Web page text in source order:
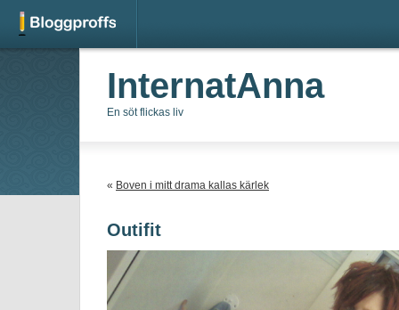
InternatAnna
En söt flickas liv
« Boven i mitt drama kallas kärlek
Outifit